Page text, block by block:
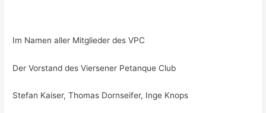
Im Namen aller Mitglieder des VPC
Der Vorstand des Viersener Petanque Club
Stefan Kaiser, Thomas Dornseifer, Inge Knops